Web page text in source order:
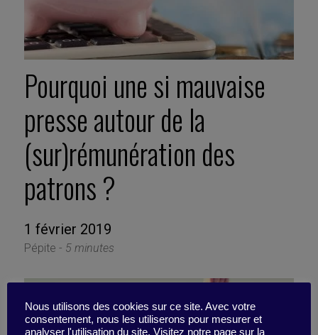
Pourquoi une si mauvaise
presse autour de la
(sur)rémunération des
patrons ?
1 février 2019
Pépite - 5 minutes
Nous utilisons des cookies sur ce site. Avec votre
consentement, nous les utiliserons pour mesurer et
analyser l'utilisation du site. Visitez notre page sur la